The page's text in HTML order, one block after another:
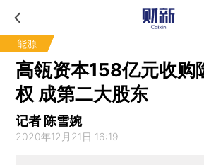
能源
高瓴资本158亿元收购
权 成第二大股东
记者 陈雪婉
2020年12月21日 16:19